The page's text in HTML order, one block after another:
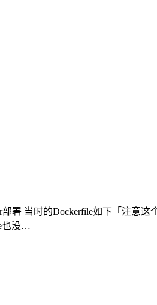
署 当时的Dockerfile如下「注意
也没…